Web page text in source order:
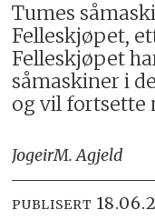
Tumes
Felleskjøpet,
Felleskjøpet
såmaskiner i
og vil fortsette
JogeirM. Agjeld
PUBLISERT